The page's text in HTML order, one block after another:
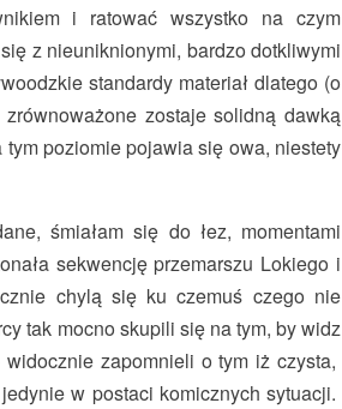
i ratować wszystko na czym
z nieuniknionymi, bardzo dotkliwymi
standardy materiał dlatego (o
zostaje solidną dawką
poziomie pojawia się owa, niestety
śmiałam się do łez, momentami
sekwencję przemarszu Lokiego i
chylą się ku czemuś czego nie
tak mocno skupili się na tym, by widz
zapomnieli o tym iż czysta,
w postaci komicznych sytuacji.